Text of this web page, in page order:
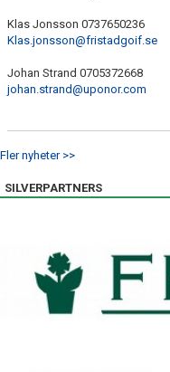
Klas Jonsson 0737650236
Klas.jonsson@fristadgoif.se
Johan Strand 0705372668
johan.strand@uponor.com
Fler nyheter >>
SILVERPARTNERS